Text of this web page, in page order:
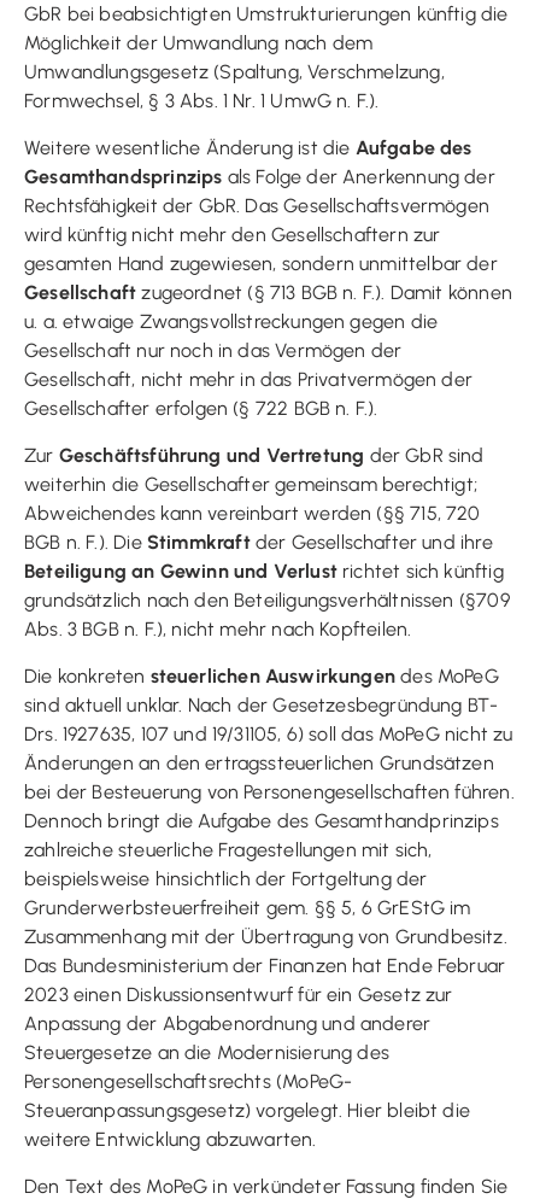
GbR bei beabsichtigten Umstrukturierungen künftig die
Möglichkeit der Umwandlung nach dem
Umwandlungsgesetz (Spaltung, Verschmelzung,
Formwechsel, § 3 Abs. 1 Nr. 1 UmwG n. F.).
Weitere wesentliche Änderung ist die Aufgabe des
Gesamthandsprinzips als Folge der Anerkennung der
Rechtsfähigkeit der GbR. Das Gesellschaftsvermögen
wird künftig nicht mehr den Gesellschaftern zur
gesamten Hand zugewiesen, sondern unmittelbar der
Gesellschaft zugeordnet (§ 713 BGB n. F.). Damit können
u. a. etwaige Zwangsvollstreckungen gegen die
Gesellschaft nur noch in das Vermögen der
Gesellschaft, nicht mehr in das Privatvermögen der
Gesellschafter erfolgen (§ 722 BGB n. F.).
Zur Geschäftsführung und Vertretung der GbR sind
weiterhin die Gesellschafter gemeinsam berechtigt;
Abweichendes kann vereinbart werden (§§ 715, 720
BGB n. F.). Die Stimmkraftder Gesellschafter und ihre
Beteiligung an Gewinn und Verlustrichtet sich künftig
grundsätzlich nach den Beteiligungsverhältnissen (§709
Abs. 3 BGB n. F.), nicht mehr nach Kopfteilen.
Die konkreten steuerlichen Auswirkungen des MoPeG
sind aktuell unklar. Nach der Gesetzesbegründung BT-
Drs. 1927635, 107 und 19/31105, 6) soll das MoPeG nicht zu
Änderungen an den ertragssteuerlichen Grundsätzen
bei der Besteuerung von Personengesellschaften führen.
Dennoch bringt die Aufgabe des Gesamthandprinzips
zahlreiche steuerliche Fragestellungen mit sich,
beispielsweise hinsichtlich der Fortgeltung der
Grunderwerbsteuerfreiheit gem. §§ 5, 6 GrEStG im
Zusammenhang mit der Übertragung von Grundbesitz.
Das Bundesministerium der Finanzen hat Ende Februar
2023 einen Diskussionsentwurf für ein Gesetz zur
Anpassung der Abgabenordnung und anderer
Steuergesetze an die Modernisierung des
Personengesellschaftsrechts (MoPeG-
Steueranpassungsgesetz) vorgelegt. Hier bleibt die
weitere Entwicklung abzuwarten.
Den Text des MoPeG in verkündeter Fassung finden Sie